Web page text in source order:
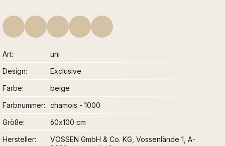
Art
uni
Design
Exclusive
Farbe
beige
Farbnummer
chamois - 1000
Größe
60x100 cm
Hersteller
VOSSEN GmbH & Co. KG, Vossenlände 1, A-